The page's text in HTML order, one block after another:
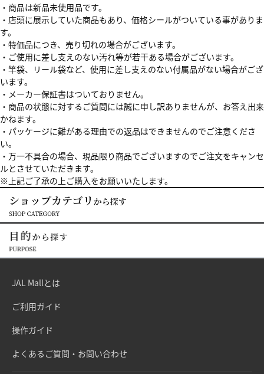
・商品は新品未使用品です。
・店頭に展示していた商品もあり、価格シールがついている事がありま
す。
・特価品につき、売り切れの場合がございます。
・ご使用に差し支えのない汚れ等が若干ある場合がございます。
・竿袋、リール袋など、使用に差し支えのない付属品がない場合がござ
います。
・メーカー保証書はついておりません。
・商品の状態に対するご質問には誠に申し訳ありませんが、お答え出来
かねます。
・パッケージに難がある理由での返品はできませんのでご注意くださ
い。
・万一不具合の場合、現品限り商品でございますのでご注文をキャンセ
ルとさせていただきます。
※上記ご了承の上ご購入をお願いいたします。
JAL Mallとは
ご利用ガイド
操作ガイド
よくあるご質問・お問い合わせ